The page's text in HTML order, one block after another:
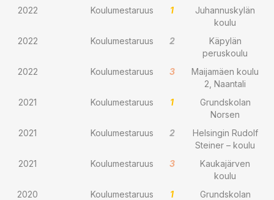
2022
Koulumestaruus 1
Juhannuskylän
koulu
2022
Koulumestaruus 2
Käpylän
peruskoulu
2022
Koulumestaruus 3
Maijamäen koulu
2, Naantali
2021
Koulumestaruus 1
Grundskolan
Norsen
2021
Koulumestaruus 2
Helsingin Rudolf
Steiner – koulu
2021
Koulumestaruus 3
Kaukajärven
koulu
2020
Koulumestaruus 1
Grundskolan